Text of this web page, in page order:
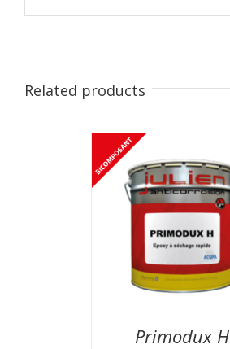
Related products
Primodux H